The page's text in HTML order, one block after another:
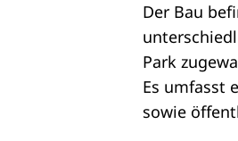
Der Bau
Park
Es umfasst
sowie